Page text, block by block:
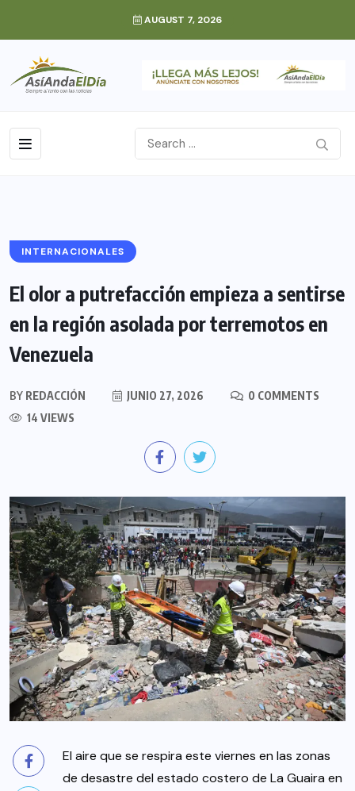
AUGUST 7, 2026
INTERNACIONALES
El olor a putrefacción empieza a sentirse
en la región asolada por terremotos en
Venezuela
BY REDACCIÓN JUNIO 27, 2026
0 COMMENTS
14 VIEWS
El aire que se respira este viernes en las zonas
de desastre del estado costero de La Guaira en